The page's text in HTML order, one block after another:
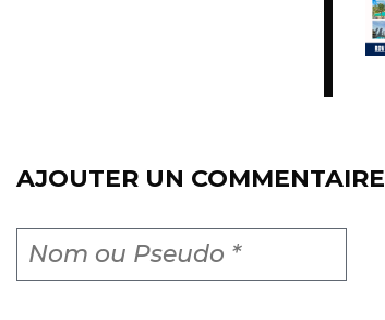
AJOUTER UN COMMENTAIRE